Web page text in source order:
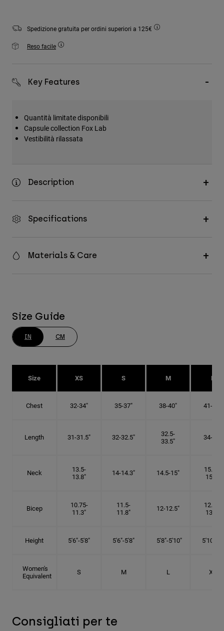
Tutti gli accessori
Borse e zaini
Vedi tutto
Spedizione gratuita per ordini superiori a 125€
Reso facile
Key Features
Quantità limitate disponibili
Capsule collection Fox Lab
Vestibilità rilassata
Description
Specifications
Materials & Care
Size Guide
IN CM
Size XS S M L
Chest 32-34" 35-37" 38-40" 41-43"
Length 31-31.5" 32-32.5"
32.5-
33.5"
34-35"
Neck
13.5-
13.8"
14-14.3" 14.5-15"
15.25-
15.5"
Bicep
10.75-
11.3"
11.5-
11.8"
12-12.5"
12.75-
13.3"
Height 5'6"-5'8" 5'6"-5'8" 5'8"-5'10" 5'10"- 6'
Women's
Equivalent
S M L XL
Consigliati per te